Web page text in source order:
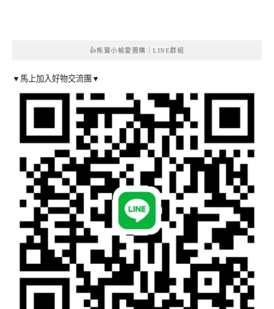
👍熊寶小榆愛團購｜LINE群組
▼馬上加入好物交流團▼